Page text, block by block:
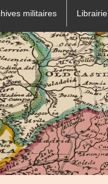
militaires Librairie